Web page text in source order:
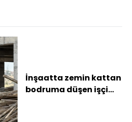
İnşaatta zemin kattan
bodruma düşen işçi